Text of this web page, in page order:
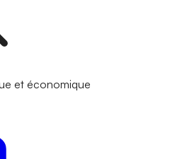
et économique